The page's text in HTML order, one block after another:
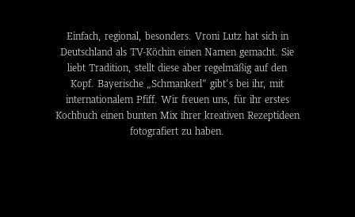
Einfach, regional, besonders. Vroni Lutz hat sich in
Deutschland als TV-Köchin einen Namen gemacht. Sie
liebt Tradition, stellt diese aber regelmäßig auf den
Kopf. Bayerische „Schmankerl“ gibt‘s bei ihr, mit
internationalem Pfiff. Wir freuen uns, für ihr erstes
Kochbuch einen bunten Mix ihrer kreativen Rezeptideen
fotografiert zu haben.